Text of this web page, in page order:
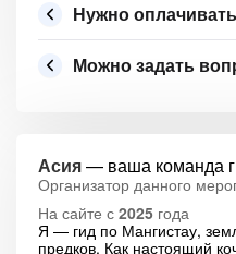
Нужно
Можно задать
Асия— ваша команда
Организатор данного
На сайте с 2025 года
Я — гид по Мангистау,
предков. Как настоящий